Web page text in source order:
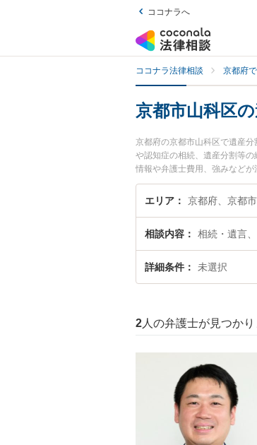
ココナラへ
ココナラ法律相談 京都府
京都市山科区
京都府の京都市山科区で遺産
や認知症の相続、遺産分割等
情報や弁護士費用、強みなど
決の実績豊富な近くの弁護士
す。エリア 京都府、京都
相談内容 相続・遺言
詳細条件 未選択
2 人の弁護士が見つかり